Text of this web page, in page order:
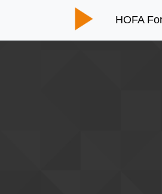
HOFA